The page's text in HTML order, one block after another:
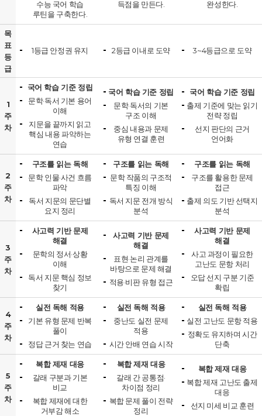
수능 국어 학습
루틴을 구축한다.
득점을 만든다.
완성한다.
목
표
등
급
1등급 안정권 유지 2등급 이내로 도약 3~4등급으로 도약
1
주
차
국어 학습 기준 정립
문학·독서 기본 용어
이해
지문을 끝까지 읽고
핵심 내용 파악하는
연습
국어 학습 기준 정립
문학·독서의 기본
구조 이해
중심 내용과 문제
유형 연결 훈련
국어 학습 기준 정립
출제 기준에 맞는 읽기
전략 정립
선지 판단의 근거
언어화
2
주
차
구조를 읽는 독해
문학 인물·사건 흐름
파악
독서 지문의 문단별
요지 정리
구조를 읽는 독해
문학 작품의 구조적
특징 이해
독서 지문 전개 방식
분석
구조를 읽는 독해
구조를 활용한 문제
접근
출제 의도 기반 선택지
분석
3
주
차
사고력 기반 문제
해결
문학의 정서·상황
이해
독서 지문 핵심 정보
찾기
사고력 기반 문제
해결
표현·논리 관계를
바탕으로 문제 해결
적용·비판 유형 접근
사고력 기반 문제
해결
사고 과정이 필요한
고난도 문항 처리
오답 선지 구분 기준
확립
4
주
차
실전 독해 적용
기본 유형 문제 반복
풀이
정답 근거 찾는 연습
실전 독해 적용
중난도 실전 문제
적용
시간 안배 연습 시작
실전 독해 적용
실전 고난도 문항 적용
정확도 유지하며 시간
단축
5
주
차
복합 제재 대응
갈래 구분과 기본
비교
복합 제재에 대한
거부감 해소
복합 제재 대응
갈래 간 공통점·
차이점 정리
복합 문제 풀이 전략
정리
복합 제재 대응
복합 제재 고난도 출제
대응
선지 미세 비교 훈련